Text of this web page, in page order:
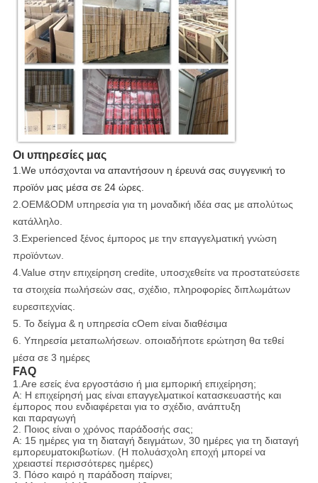
Οι υπηρεσίες μας
1.We υπόσχονται να απαντήσουν η έρευνά σας συγγενική το
προϊόν μας μέσα σε 24 ώρες.
2.OEM&ODM υπηρεσία για τη μοναδική ιδέα σας με απολύτως
κατάλληλο.
3.Experienced ξένος έμπορος με την επαγγελματική γνώση
προϊόντων.
4.Value στην επιχείρηση credite, υποσχεθείτε να προστατεύσετε
τα στοιχεία πωλήσεών σας, σχέδιο, πληροφορίες διπλωμάτων
ευρεσιτεχνίας.
5. Το δείγμα & η υπηρεσία cOem είναι διαθέσιμα
6. Υπηρεσία μεταπωλήσεων. οποιαδήποτε ερώτηση θα τεθεί
μέσα σε 3 ημέρες
FAQ
1.Are εσείς ένα εργοστάσιο ή μια εμπορική επιχείρηση;
Α: Η επιχείρησή μας είναι επαγγελματικοί κατασκευαστής και
έμπορος που ενδιαφέρεται για το σχέδιο, ανάπτυξη
και παραγωγή
2. Ποιος είναι ο χρόνος παράδοσής σας;
Α: 15 ημέρες για τη διαταγή δειγμάτων, 30 ημέρες για τη διαταγή
εμπορευματοκιβωτίων. (Η πολυάσχολη εποχή μπορεί να
χρειαστεί περισσότερες ημέρες)
3. Πόσο καιρό η παράδοση παίρνει;